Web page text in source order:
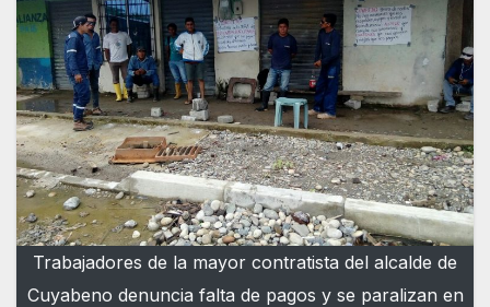
Trabajadores de la mayor contratista del alcalde de
Cuyabeno denuncia falta de pagos y se paralizan en